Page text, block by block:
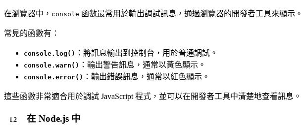
在瀏覽器中， console 函數最常用於輸出調試訊息，通過瀏覽器的開發者工具來顯示。
常見的函數有：
console.log() ：將訊息輸出到控制台，用於普通調試。
console.warn() ：輸出警告訊息，通常以黃色顯示。
console.error() ：輸出錯誤訊息，通常以紅色顯示。
這些函數非常適合用於調試 JavaScript 程式，並可以在開發者工具中清楚地查看訊息。
在 Node.js 中